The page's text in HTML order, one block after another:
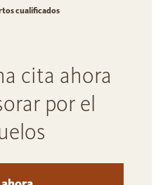
cualificados
cita ahora
por el